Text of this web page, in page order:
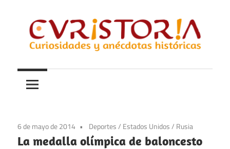
contenido
Curistoria
y
anécdotas
historia
6 de mayo de 2014 Deportes/ Estados Unidos/ Rusia
La medalla olímpica de baloncesto